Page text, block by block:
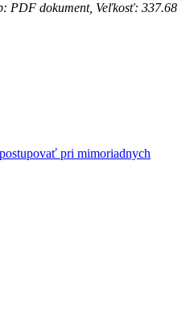
PDF dokument, Veľkosť: 337.68
pri mimoriadnych